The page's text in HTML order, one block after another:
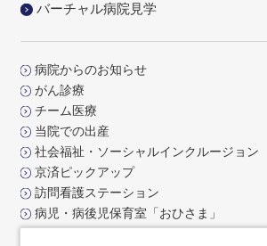
バーチャル病院見学
病院からのお知らせ
がん診療
チーム医療
当院での出産
社会福祉・ソーシャルインクルージョン
京済ピックアップ
訪問看護ステーション
病児・病後児保育室「おひさま」